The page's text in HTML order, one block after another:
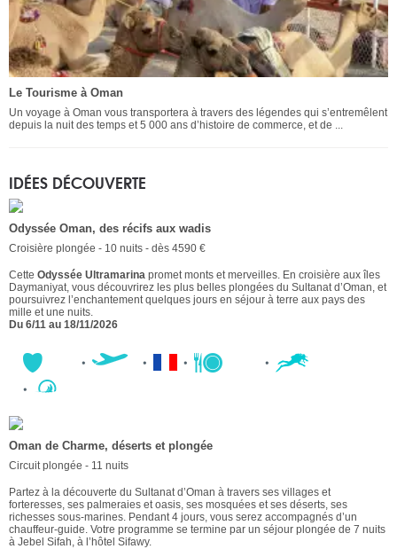
Le Tourisme à Oman
Un voyage à Oman vous transportera à travers des légendes qui s’entremêlent
depuis la nuit des temps et 5 000 ans d’histoire de commerce, et de ...
IDÉES DÉCOUVERTE
Odyssée Oman, des récifs aux wadis
Croisière plongée - 10 nuits - dès 4590 €
Cette Odyssée Ultramarina promet monts et merveilles. En croisière aux îles
Daymaniyat, vous découvrirez les plus belles plongées du Sultanat d’Oman, et
poursuivrez l’enchantement quelques jours en séjour à terre aux pays des
mille et une nuits.
Du 6/11 au 18/11/2026
Oman de Charme, déserts et plongée
Circuit plongée - 11 nuits
Partez à la découverte du Sultanat d’Oman à travers ses villages et
forteresses, ses palmeraies et oasis, ses mosquées et ses déserts, ses
richesses sous-marines. Pendant 4 jours, vous serez accompagnés d’un
chauffeur-guide. Votre programme se termine par un séjour plongée de 7 nuits
à Jebel Sifah, à l’hôtel Sifawy.